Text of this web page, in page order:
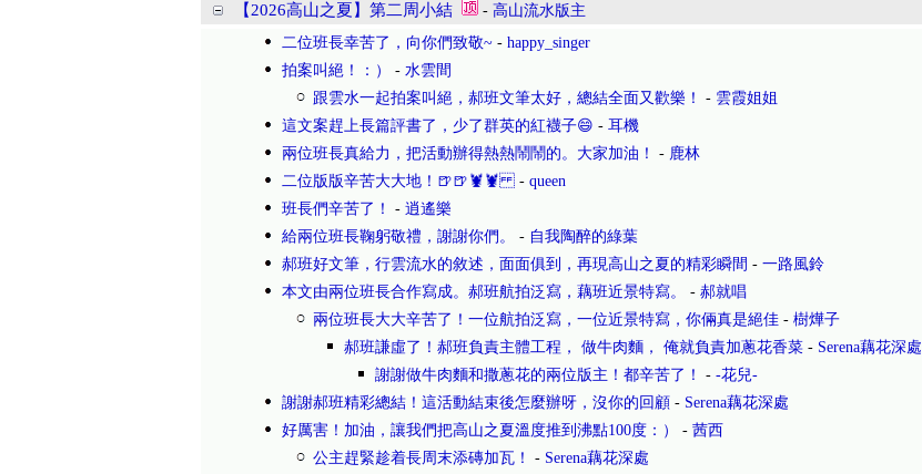
【2026高山之夏】第二周小結 - 高山流水版主
二位班長幸苦了，向你們致敬~ - happy_singer
拍案叫絕！：） - 水雲間
跟雲水一起拍案叫絕，郝班文筆太好，總結全面又歡樂！ - 雲霞姐姐
這文案趕上長篇評書了，少了群英的紅襪子😄 - 耳機
兩位班長真給力，把活動辦得熱熱鬧鬧的。大家加油！ - 鹿林
二位版版辛苦大大地！🍺🍺🦞🦞 - queen
班長們辛苦了！ - 逍遙樂
給兩位班長鞠躬敬禮，謝謝你們。 - 自我陶醉的綠葉
郝班好文筆，行雲流水的敘述，面面俱到，再現高山之夏的精彩瞬間 - 一路風鈴
本文由兩位班長合作寫成。郝班航拍泛寫，藕班近景特寫。 - 郝就唱
兩位班長大大辛苦了！一位航拍泛寫，一位近景特寫，你倆真是絕佳 - 樹燁子
郝班謙虛了！郝班負責主體工程， 做牛肉麵， 俺就負責加蔥花香菜 - Serena藕花深處
謝謝做牛肉麵和撒蔥花的兩位版主！都辛苦了！ - -花兒-
謝謝郝班精彩總結！這活動結束後怎麼辦呀，沒你的回顧 - Serena藕花深處
好厲害！加油，讓我們把高山之夏溫度推到沸點100度：） - 茜西
公主趕緊趁着長周末添磚加瓦！ - Serena藕花深處